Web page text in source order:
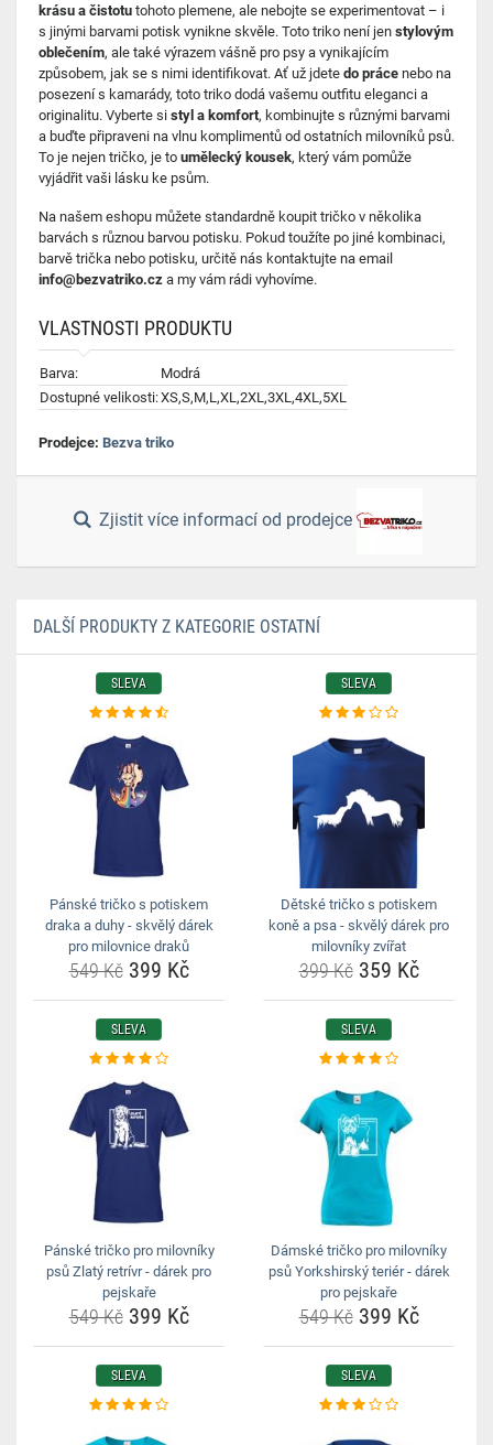
krásu a čistotu tohoto plemene, ale nebojte se experimentovat – i
s jinými barvami potisk vynikne skvěle. Toto triko není jen stylovým
oblečením, ale také výrazem vášně pro psy a vynikajícím
způsobem, jak se s nimi identifikovat. Ať už jdete do práce nebo na
posezení s kamarády, toto triko dodá vašemu outfitu eleganci a
originalitu. Vyberte si styl a komfort, kombinujte s různými barvami
a buďte připraveni na vlnu komplimentů od ostatních milovníků psů.
To je nejen tričko, je to umělecký kousek, který vám pomůže
vyjádřit vaši lásku ke psům.
Na našem eshopu můžete standardně koupit tričko v několika
barvách s různou barvou potisku. Pokud toužíte po jiné kombinaci,
barvě trička nebo potisku, určitě nás kontaktujte na email
info@bezvatriko.cz a my vám rádi vyhovíme.
VLASTNOSTI PRODUKTU
Barva:
Modrá
Dostupné velikosti:XS,S,M,L,XL,2XL,3XL,4XL,5XL
Prodejce: Bezva triko
Zjistit více informací od prodejce
DALŠÍ PRODUKTY Z KATEGORIE OSTATNÍ
SLEVA
Pánské tričko s potiskem
draka a duhy - skvělý dárek
pro milovnice draků
549 Kč399 Kč
SLEVA
Dětské tričko s potiskem
koně a psa - skvělý dárek pro
milovníky zvířat
399 Kč359 Kč
SLEVA
Pánské tričko pro milovníky
psů Zlatý retrívr - dárek pro
pejskaře
549 Kč399 Kč
SLEVA
Dámské tričko pro milovníky
psů Yorkshirský teriér - dárek
pro pejskaře
549 Kč399 Kč
SLEVA SLEVA